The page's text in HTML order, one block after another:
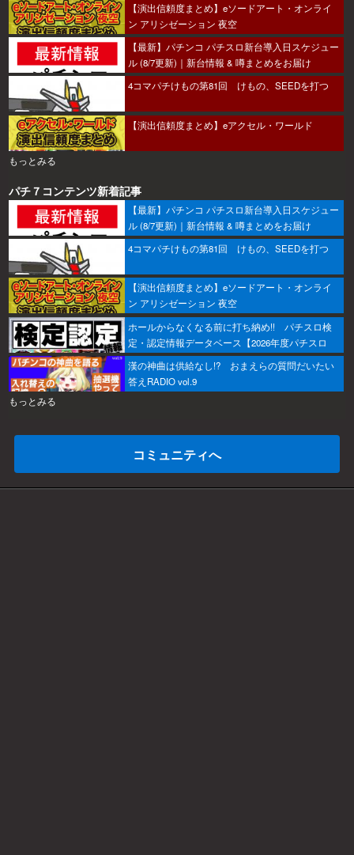
【演出信頼度まとめ】eソードアート・オンライ
ン アリシゼーション 夜空
【最新】パチンコ パチスロ新台導入日スケジュー
ル (8/7更新)｜新台情報 & 噂まとめをお届け
4コマパチけもの第81回 けもの、SEEDを打つ
【演出信頼度まとめ】eアクセル・ワールド
もっとみる
パチ７コンテンツ新着記事
【最新】パチンコ パチスロ新台導入日スケジュー
ル (8/7更新)｜新台情報 & 噂まとめをお届け
4コマパチけもの第81回 けもの、SEEDを打つ
【演出信頼度まとめ】eソードアート・オンライ
ン アリシゼーション 夜空
ホールからなくなる前に打ち納め!! パチスロ検
定・認定情報データベース【2026年度パチスロ
版】
漢の神曲は供給なし!? おまえらの質問だいたい
答えRADIO vol.9
もっとみる
コミュニティへ